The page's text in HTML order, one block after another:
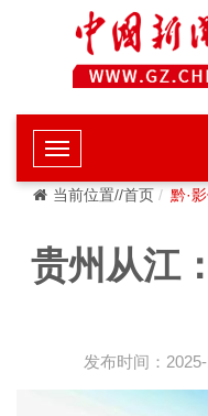
当前位置//首页 黔·
贵州从江
发布时间：